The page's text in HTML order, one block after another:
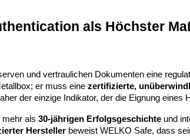
als Höchster
und vertraulichen Dokumenten eine
er muss eine zertifizierte,
der einzige Indikator, der die Eignung
mehr als 30-jährigen Erfolgsgeschichteund
Herstellerbeweist WELKO Safe, dass